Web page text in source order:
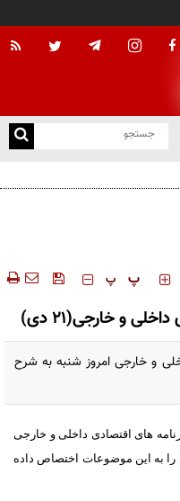
‍‍‍ پ پ
و خارجی(21 دی)
و خارجی امروز شنبه به شرح
های اقتصادی داخلی و خارجی
خود را به این موضوعات اختصاص داده